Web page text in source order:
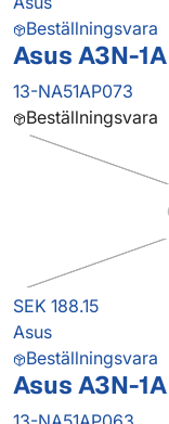
Beställningsvara
Asus A3N-
13-NA51AP073
Beställningsvara
SEK 188.15
Asus
Beställningsvara
Asus A3N-